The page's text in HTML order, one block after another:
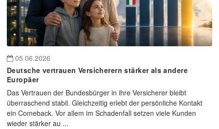
05.06.2026
Deutsche vertrauen Versicherern stärker als andere
Europäer
Das Vertrauen der Bundesbürger in ihre Versicherer bleibt
überraschend stabil. Gleichzeitig erlebt der persönliche Kontakt
ein Comeback. Vor allem im Schadenfall setzen viele Kunden
wieder stärker au ...